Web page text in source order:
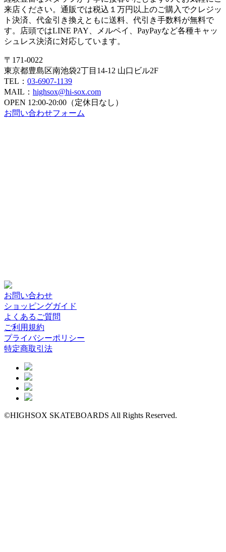
シ
ョ
ン
来店ください。通販では税込１万円以上のご購入でクレジッ
ト決済、代金引き換えともに送料、代引き手数料が無料で
す。店頭ではLINE PAY、メルペイ、PayPayなど各種キャッ
シュレス決済に対応しています。
〒171-0022
東京都豊島区南池袋2丁目14-12 山口ビル2F
TEL： 03-6907-1139
MAIL： highsox@hi-sox.com
OPEN 12:00-20:00（定休日なし）
お問い合わせフォーム
お問い合わせ
ショッピングガイド
よくあるご質問
ご利用規約
プライバシーポリシー
特定商取引法
©HIGHSOX SKATEBOARDS All Rights Reserved.